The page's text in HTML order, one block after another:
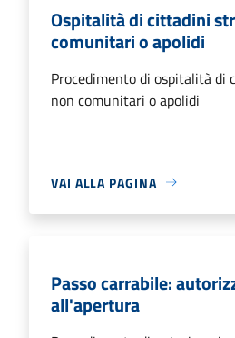
Ospitalità di cittadini
comunitari o apolidi
Procedimento di ospitalità
non comunitari o apolidi
VAI ALLA PAGINA
Passo carrabile:
all'apertura